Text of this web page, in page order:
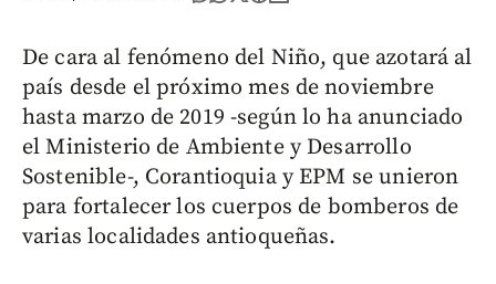
De cara al fenómeno del Niño, que azotará al
país desde el próximo mes de noviembre
hasta marzo de 2019 -según lo ha anunciado
el Ministerio de Ambiente y Desarrollo
Sostenible-, Corantioquia y EPM se unieron
para fortalecer los cuerpos de bomberos de
varias localidades antioqueñas.